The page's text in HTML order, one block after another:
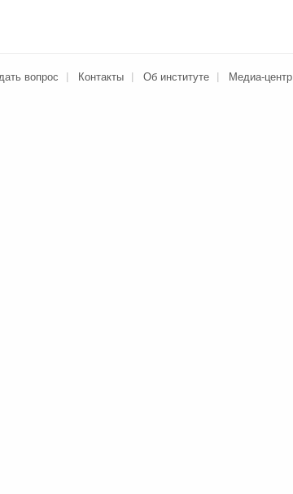
вопрос Контакты Об институте Медиа-центр